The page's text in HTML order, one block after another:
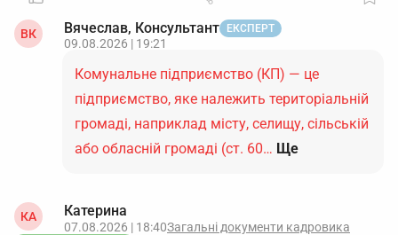
ВК Вячеслав, Консультант ЕКСПЕРТ
09.08.2026 | 19:21
Комунальне підприємство (КП) — це
підприємство, яке належить територіальній
громаді, наприклад місту, селищу, сільській
або обласній громаді (ст. 60… Ще
КА Катерина
07.08.2026 | 18:40Загальні документи кадровика